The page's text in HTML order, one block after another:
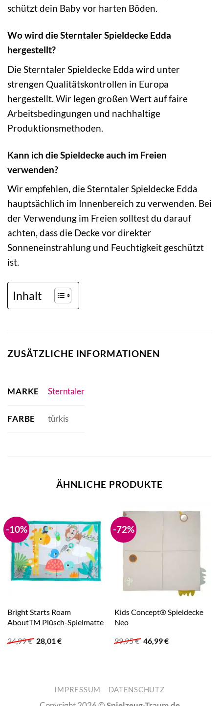
schützt dein Baby vor harten Böden.
Wo wird die Sterntaler Spieldecke Edda
hergestellt?
Die Sterntaler Spieldecke Edda wird unter
strengen Qualitätskontrollen in Europa
hergestellt. Wir legen großen Wert auf faire
Arbeitsbedingungen und nachhaltige
Produktionsmethoden.
Kann ich die Spieldecke auch im Freien
verwenden?
Wir empfehlen, die Sterntaler Spieldecke Edda
hauptsächlich im Innenbereich zu verwenden. Bei
der Verwendung im Freien solltest du darauf
achten, dass die Decke vor direkter
Sonneneinstrahlung und Feuchtigkeit geschützt
ist.
Inhalt
ZUSÄTZLICHE INFORMATIONEN
MARKE Sterntaler
FARBE türkis
ÄHNLICHE PRODUKTE
-10%
Bright Starts Roam
AboutTM Plüsch-Spielmatte
34,99€ Ursprünglicher
Preis
28,01 €Aktueller
-72%
Kids Concept® Spieldecke
Neo
99,95€ Ursprünglicher
Preis
46,99€Aktueller
IMPRESSUM DATENSCHUTZ